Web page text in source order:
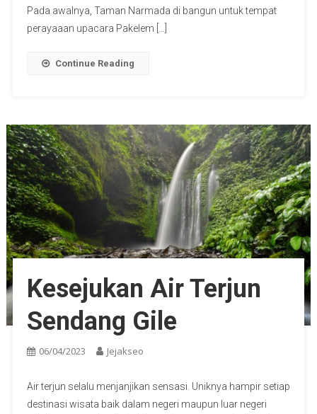
Pada awalnya, Taman Narmada di bangun untuk tempat
perayaaan upacara Pakelem […]
Continue Reading
Kesejukan Air Terjun
Sendang Gile
06/04/2023 Jejakseo
Air terjun selalu menjanjikan sensasi. Uniknya hampir setiap
destinasi wisata baik dalam negeri maupun luar negeri